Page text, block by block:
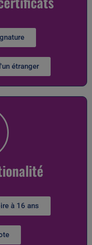
étranger
à 16 ans